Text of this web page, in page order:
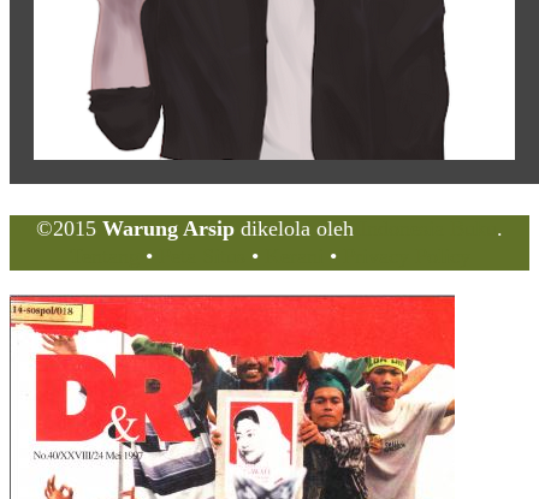
©2015 Warung Arsip dikelola oleh
.
• • •